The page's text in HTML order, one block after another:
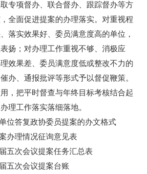
专项督办、联合督办、跟踪督办等方
全面促进提案的办理落实。对重视程
落实效果好、委员满意度高的单位，
扬；对办理工作重视不够、消极应
效果差、委员满意度低或整改不力的
办、通报批评等形式予以督促鞭策。
，把平时督查与年终目标考核结合起
理工作落实落细落地。
位答复政协委员提案的办文格式
办理情况征询意见表
五次会议提案任务汇总表
五次会议提案台账